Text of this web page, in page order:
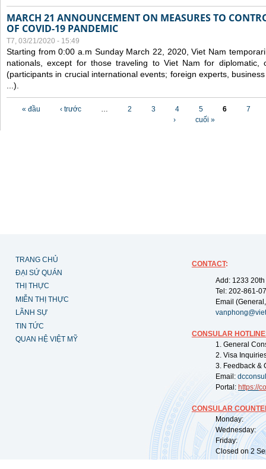
MARCH 21 ANNOUNCEMENT ON MEASURES TO
OF COVID-19 PANDEMIC
T7, 03/21/2020 - 15:49
Starting from 0:00 a.m Sunday March 22, 2020, Viet Nam
nationals, except for those traveling to Viet Nam for diplomatic,
(participants in crucial international events; foreign experts,
...).
Các trang
« đầu ‹ trước … 2 3 4 5 6
7
›
cuối »
TRANG CHỦ
ĐẠI SỨ QUÁN
THỊ THỰC
MIỄN THỊ THỰC
LÃNH SỰ
TIN TỨC
QUAN HỆ VIỆT MỸ
CONTACT:
Add: 1233
Tel: 202-861-
Email
CONSULAR
1. General
2. Visa
3. Feedback &
Email:
Portal: https://
CONSULAR
Monday:
Wednesday:
Friday:
Closed on 2